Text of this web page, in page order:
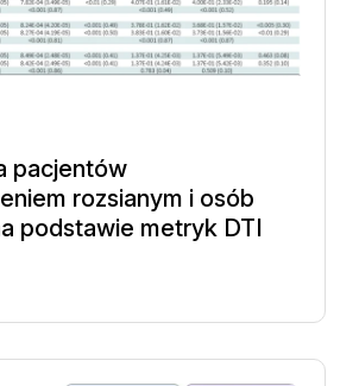
pacjentów
rozsianym i osób
podstawie metryk DTI